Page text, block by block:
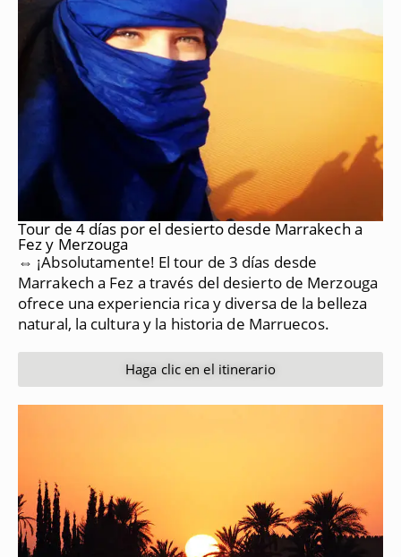
Tour de 4 días por el desierto desde Marrakech a
Fez y Merzouga
⇔ ¡Absolutamente! El tour de 3 días desde
Marrakech a Fez a través del desierto de Merzouga
ofrece una experiencia rica y diversa de la belleza
natural, la cultura y la historia de Marruecos.
Haga clic en el itinerario